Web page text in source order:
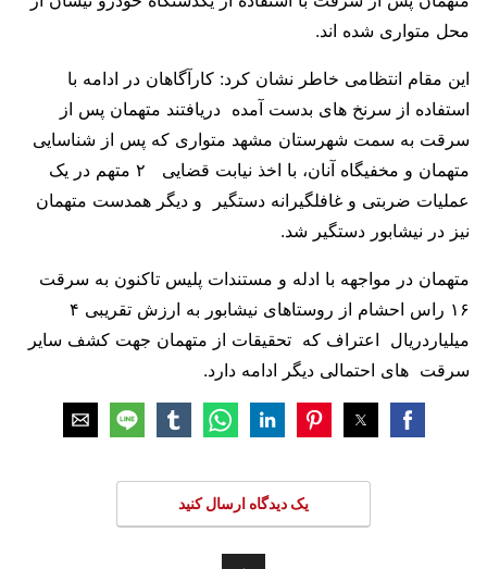
محل متواری شده اند.
این مقام انتظامی خاطر نشان کرد: کارآگاهان در ادامه با
استفاده از سرنخ های بدست آمده دریافتند متهمان پس از
سرقت به سمت شهرستان مشهد متواری که پس از شناسایی
متهمان و مخفیگاه آنان، با اخذ نیابت قضایی ۲ متهم در یک
عملیات ضربتی و غافلگیرانه دستگیر و دیگر همدست متهمان
نیز در نیشابور دستگیر شد.
متهمان در مواجهه با ادله و مستندات پلیس تاکنون به سرقت
۱۶ راس احشام از روستاهای نیشابور به ارزش تقریبی ۴
میلیاردریال اعتراف که تحقیقات از متهمان جهت کشف سایر
سرقت های احتمالی دیگر ادامه دارد.
یک دیدگاه ارسال کنید